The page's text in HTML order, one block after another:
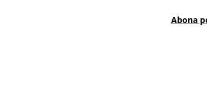
Abona